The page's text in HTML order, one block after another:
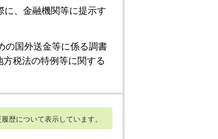
に、金融機関等に提示す
の国外送金等に係る調書
税法の特例等に関する
歴について表示しています。